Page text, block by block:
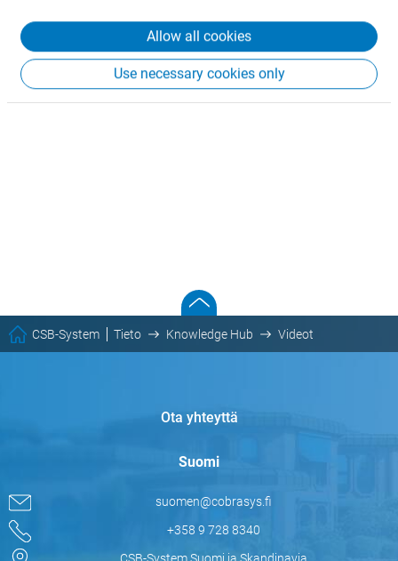
Allow all cookies
Use necessary cookies only
CSB-System Tieto Knowledge Hub Videot
Ota yhteyttä
Suomi
suomen@cobrasys.fi
+358 9 728 8340
CSB-System Suomi ja Skandinavia